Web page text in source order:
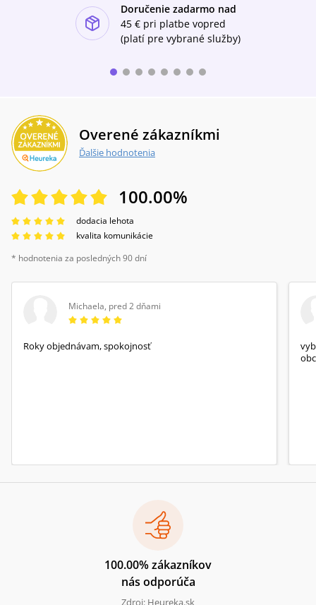
Doručenie zadarmo nad
45 € pri platbe vopred
(platí pre vybrané služby)
Overené zákazníkmi
Ďalšie hodnotenia
100.00%
dodacia lehota
kvalita komunikácie
* hodnotenia za posledných 90 dní
Michaela, pred 2 dňami
Roky objednávam, spokojnosť
100.00% zákazníkov
nás odporúča
Zdroj: Heureka.sk